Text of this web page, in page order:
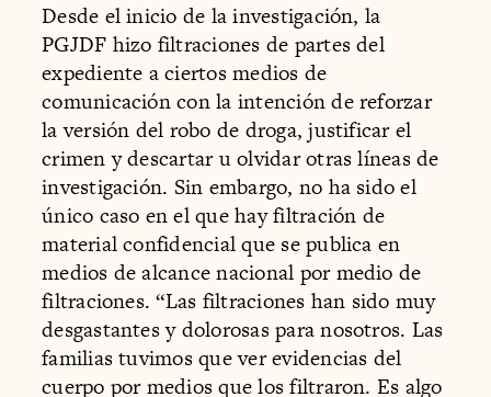
Desde el inicio de la investigación, la
PGJDF hizo filtraciones de partes del
expediente a ciertos medios de
comunicación con la intención de reforzar
la versión del robo de droga, justificar el
crimen y descartar u olvidar otras líneas de
investigación. Sin embargo, no ha sido el
único caso en el que hay filtración de
material confidencial que se publica en
medios de alcance nacional por medio de
filtraciones. “Las filtraciones han sido muy
desgastantes y dolorosas para nosotros. Las
familias tuvimos que ver evidencias del
cuerpo por medios que los filtraron. Es algo